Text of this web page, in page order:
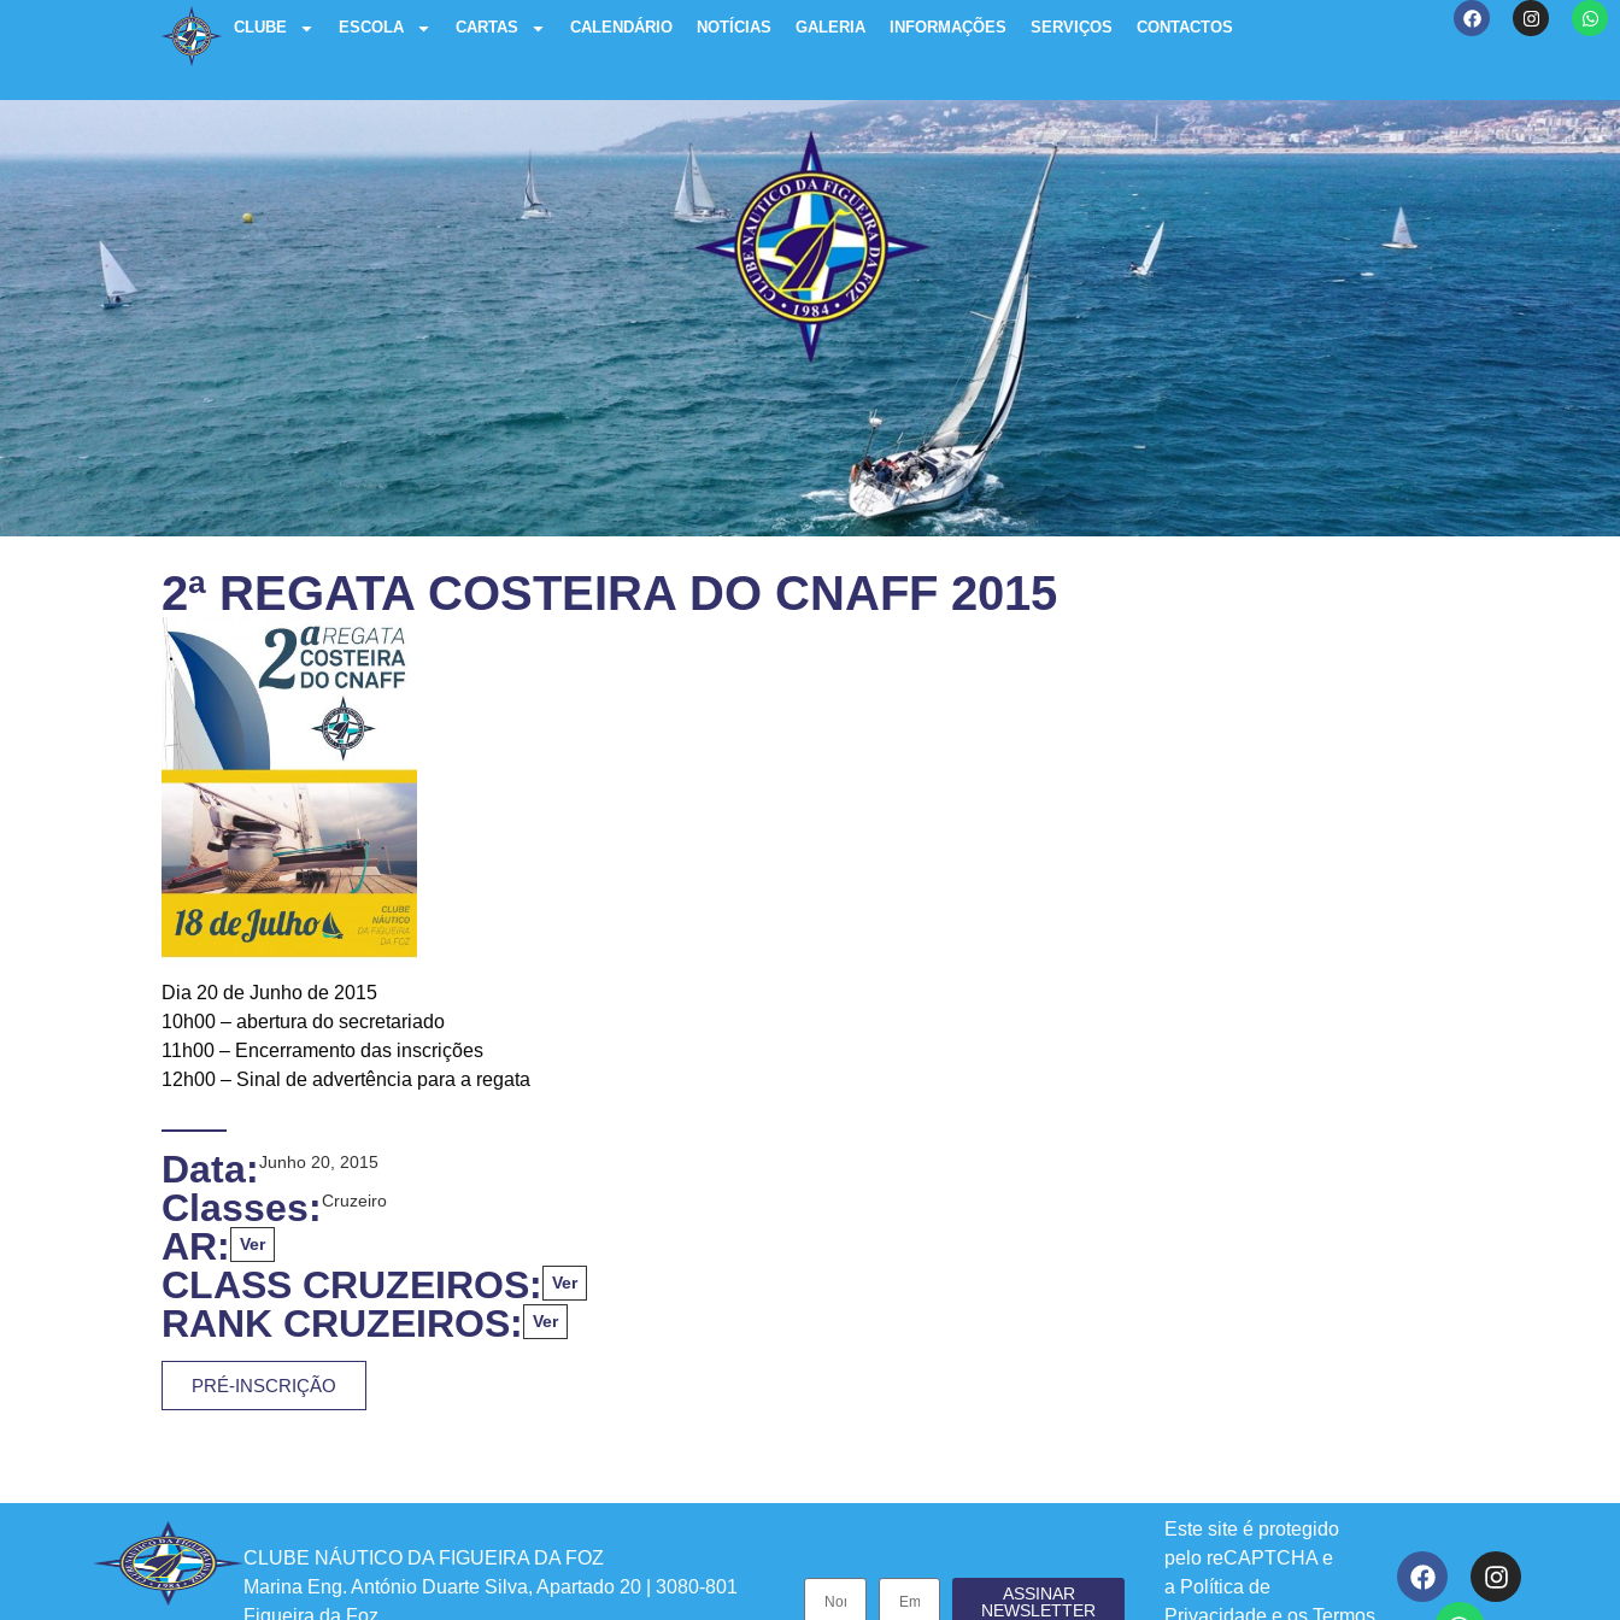
CLUBE ESCOLA CARTAS CALENDÁRIO NOTÍCIAS GALERIA INFORMAÇÕES SERVIÇOS CONTACTOS
2ª REGATA COSTEIRA DO CNAFF 2015
Dia 20 de Junho de 2015
10h00 – abertura do secretariado
11h00 – Encerramento das inscrições
12h00 – Sinal de advertência para a regata
Data:Junho 20, 2015
Classes:Cruzeiro
AR: Ver
CLASS CRUZEIROS: Ver
RANK CRUZEIROS: Ver
PRÉ-INSCRIÇÃO
CLUBE NÁUTICO DA FIGUEIRA DA FOZ
Marina Eng. António Duarte Silva, Apartado 20 | 3080-801
ASSINAR
NEWSLETTER
Este site é protegido
pelo reCAPTCHA e
a Política de